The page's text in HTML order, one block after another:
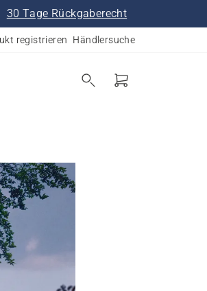
30 Tage Rückgaberecht
registrieren Händlersuche